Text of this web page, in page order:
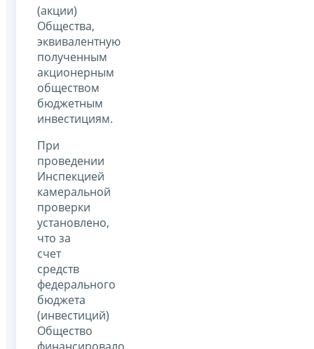
(акции)
Общества,
эквивалентную
полученным
акционерным
обществом
бюджетным
инвестициям.
При
проведении
Инспекцией
камеральной
проверки
установлено,
что за
счет
средств
федерального
бюджета
(инвестиций)
Общество
финансировало